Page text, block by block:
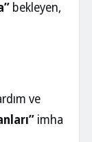
bekleyen,
ve
imha